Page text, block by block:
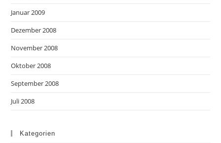
Januar 2009
Dezember 2008
November 2008
Oktober 2008
September 2008
Juli 2008
Kategorien